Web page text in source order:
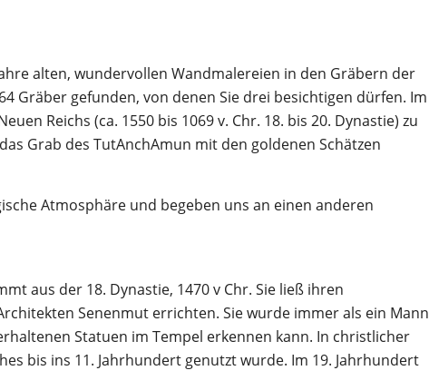
alten, wundervollen Wandmalereien in den Gräbern der
Gräber gefunden, von denen Sie drei besichtigen dürfen. Im
Reichs (ca. 1550 bis 1069 v. Chr. 18. bis 20. Dynastie) zu
Grab des TutAnchAmun mit den goldenen Schätzen
Atmosphäre und begeben uns an einen anderen
aus der 18. Dynastie, 1470 v Chr. Sie ließ ihren
Senenmut errichten. Sie wurde immer als ein Mann
Statuen im Tempel erkennen kann. In christlicher
bis ins 11. Jahrhundert genutzt wurde. Im 19. Jahrhundert